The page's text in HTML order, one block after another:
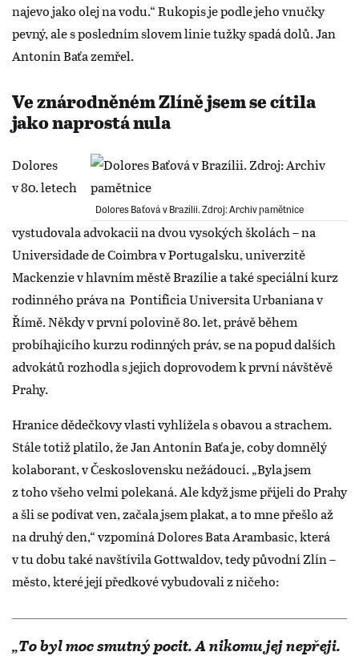
najevo jako olej na vodu.“ Rukopis je podle jeho vnučky
pevný, ale s posledním slovem linie tužky spadá dolů. Jan
Antonín Baťa zemřel.
Ve znárodněném Zlíně jsem se cítila
jako naprostá nula
Dolores Baťová v Brazílii. Zdroj: Archiv pamětnice
Dolores
v 80. letech
vystudovala advokacii na dvou vysokých školách – na
Universidade de Coimbra v Portugalsku, univerzitě
Mackenzie v hlavním městě Brazílie a také speciální kurz
rodinného práva na Pontificia Universita Urbaniana v
Římě. Někdy v první polovině 80. let, právě během
probíhajícího kurzu rodinných práv, se na popud dalších
advokátů rozhodla s jejich doprovodem k první návštěvě
Prahy.
Hranice dědečkovy vlasti vyhlížela s obavou a strachem.
Stále totiž platilo, že Jan Antonín Baťa je, coby domnělý
kolaborant, v Československu nežádoucí. „Byla jsem
z toho všeho velmi polekaná. Ale když jsme přijeli do Prahy
a šli se podívat ven, začala jsem plakat, a to mne přešlo až
na druhý den,“ vzpomíná Dolores Bata Arambasic, která
v tu dobu také navštívila Gottwaldov, tedy původní Zlín –
město, které její předkové vybudovali z ničeho:
„To byl moc smutný pocit. A nikomu jej nepřeji.